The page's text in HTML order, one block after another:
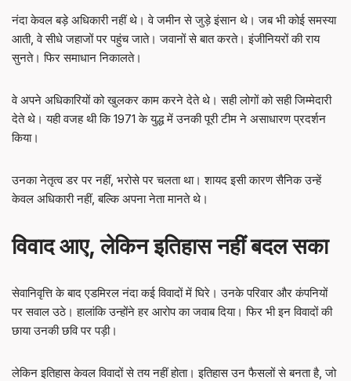
नंदा केवल बड़े अधिकारी नहीं थे। वे जमीन से जुड़े इंसान थे। जब भी कोई समस्या
आती, वे सीधे जहाजों पर पहुंच जाते। जवानों से बात करते। इंजीनियरों की राय
सुनते। फिर समाधान निकालते।
वे अपने अधिकारियों को खुलकर काम करने देते थे। सही लोगों को सही जिम्मेदारी
देते थे। यही वजह थी कि 1971 के युद्ध में उनकी पूरी टीम ने असाधारण प्रदर्शन
किया।
उनका नेतृत्व डर पर नहीं, भरोसे पर चलता था। शायद इसी कारण सैनिक उन्हें
केवल अधिकारी नहीं, बल्कि अपना नेता मानते थे।
विवाद आए, लेकिन इतिहास नहीं बदल सका
सेवानिवृत्ति के बाद एडमिरल नंदा कई विवादों में घिरे। उनके परिवार और कंपनियों
पर सवाल उठे। हालांकि उन्होंने हर आरोप का जवाब दिया। फिर भी इन विवादों की
छाया उनकी छवि पर पड़ी।
लेकिन इतिहास केवल विवादों से तय नहीं होता। इतिहास उन फैसलों से बनता है, जो